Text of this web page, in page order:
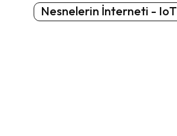
Nesnelerin İnterneti - IoT